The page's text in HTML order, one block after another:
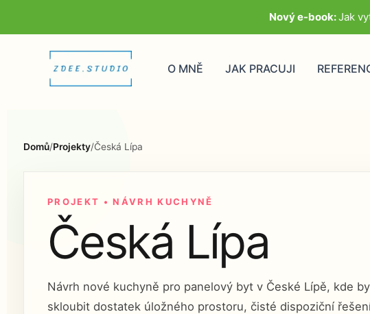
Nový e-book:Jak
O MNĚ JAK PRACUJI
Domů/Projekty/Česká Lípa
PROJEKT • NÁVRH KUCHYNĚ
Česká Lípa
Návrh nové kuchyně pro panelový byt v České Lípě, kde
skloubit dostatek úložného prostoru, čisté dispoziční